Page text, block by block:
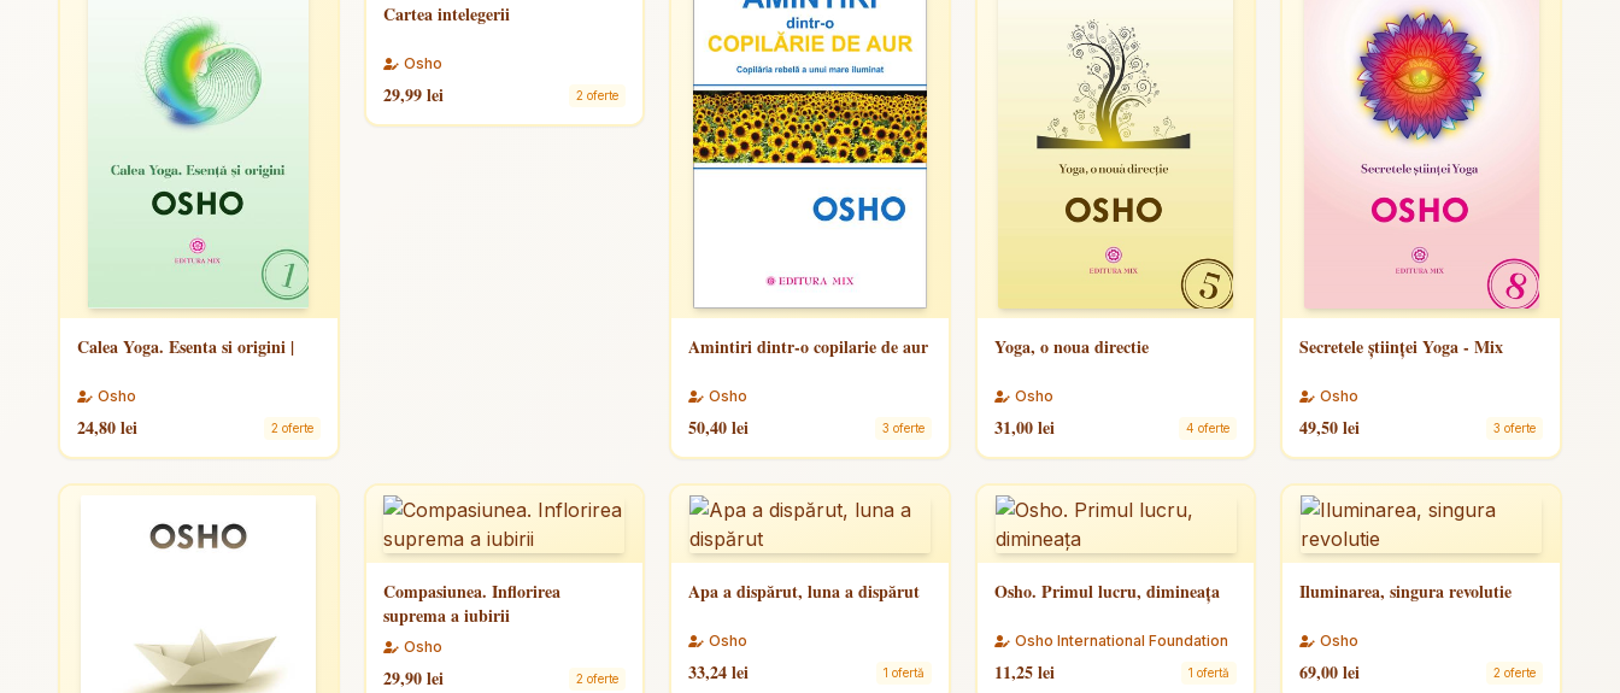
Calea Yoga. Esenta si origini |
Osho
24,80 lei 2 oferte
Cartea intelegerii
Osho
29,99 lei 2 oferte
Amintiri dintr-o copilarie de aur
Osho
50,40 lei 3 oferte
Yoga, o noua directie
Osho
31,00 lei 4 oferte
Secretele științei Yoga - Mix
Osho
49,50 lei 3 oferte
Compasiunea. Inflorirea
suprema a iubirii
Osho
29,90 lei 2 oferte
Apa a dispărut, luna a dispărut
Osho
33,24 lei 1 ofertă
Osho. Primul lucru, dimineața
Osho International Foundation
11,25 lei 1 ofertă
Iluminarea, singura revolutie
Osho
69,00 lei 2 oferte